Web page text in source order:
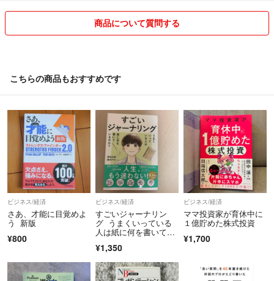
なお、発送に際しましては、段ボールや箱のリサイクルもさせていただ
どうぞよろしくお願いします。
商品について質問する
こちらの商品もおすすめです
ビジネス/経済
さあ、才能に目覚めよ
う 新版
¥800
ビジネス/経済
すごいジャーナリン
グ うまくいっている
人は紙に何を書いてい
¥1,350
ビジネス/経済
ママ投資家が育休中に
１億貯めた株式投資
¥1,700